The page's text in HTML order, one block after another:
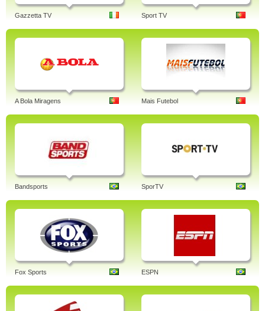
Gazzetta TV Sport TV
A Bola Miragens Mais Futebol
Bandsports SporTV
Fox Sports ESPN